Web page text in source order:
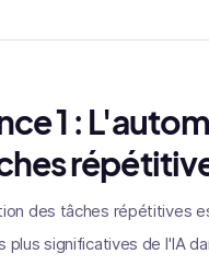
1 :
des tâches répétitives
plus significatives de l'IA